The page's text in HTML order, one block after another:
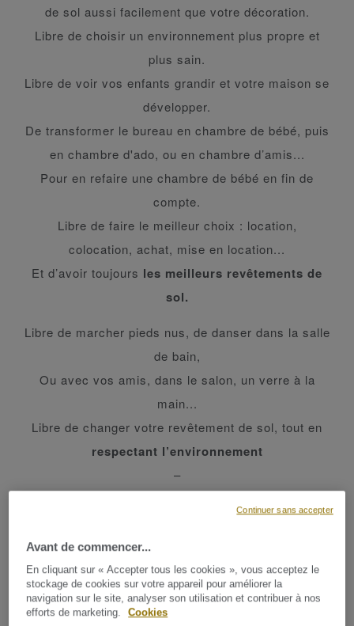
de sol aussi facilement que votre décoration.
Libre de choisir un environnement plus propre et
plus sain.
Libre de voir vos enfants grandir et votre maison se
développer.
De transformer le bureau en chambre de bébé, puis
en chambre d'ado, ou en chambre d’amis...
Pour en refaire une chambre de bébé en fin de
compte.
Libre de faire le meilleur choix : location,
colocation, achat, mise en location...
Et d’avoir toujours les meilleurs revêtements de
sol.
Libre de marcher pieds nus, de danser dans la salle
de bain,
Ou avec vos amis, dans le salon, un verre à la
main...
Libre de changer votre revêtement de sol, tout en
respectant l’environnement
–
pleinement
Et libre deposer votre revêtement de sol vous-
même, même si vous êtes débutant.
En résumé, vous êtes libre de vivre dans une
Avant de commencer...
En cliquant sur « Accepter tous les cookies », vous acceptez le
stockage de cookies sur votre appareil pour améliorer la
navigation sur le site, analyser son utilisation et contribuer à nos
efforts de marketing.
Cookies
Continuer sans accepter